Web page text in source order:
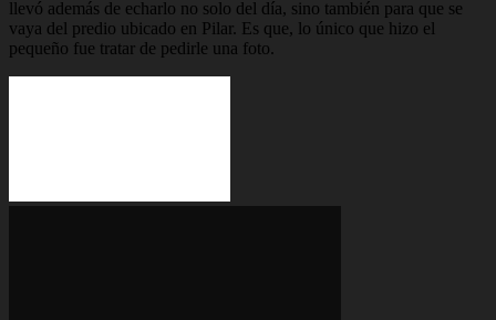
llevó además de echarlo no solo del día, sino también para que se
vaya del predio ubicado en Pilar. Es que, lo único que hizo el
pequeño fue tratar de pedirle una foto.